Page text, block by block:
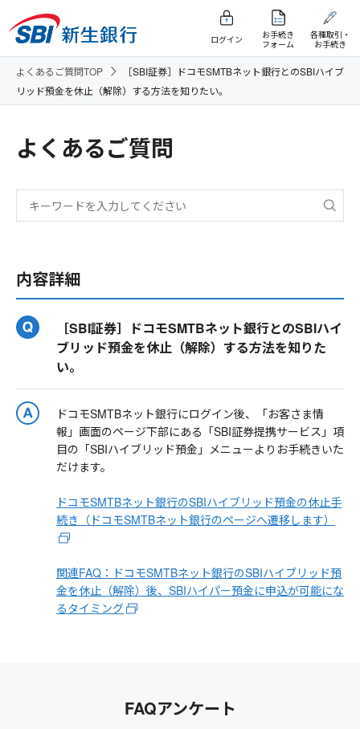
ログイン
お手続き
フォーム
各種取引・
お手続き
よくあるご質問TOP
［SBI証券］ドコモSMTBネット銀行とのSBIハイブ
リッド預金を休止（解除）する方法を知りたい。
よくあるご質問
内容詳細
［SBI証券］ドコモSMTBネット銀行とのSBIハイ
ブリッド預金を休止（解除）する方法を知りた
い。
ドコモSMTBネット銀行にログイン後、「お客さま情
報」画面のページ下部にある「SBI証券提携サービス」項
目の「SBIハイブリッド預金」メニューよりお手続きいた
だけます。
ドコモSMTBネット銀行のSBIハイブリッド預金の休止手
続き（ドコモSMTBネット銀行のページへ遷移します）
関連FAQ：ドコモSMTBネット銀行のSBIハイブリッド預
金を休止（解除）後、SBIハイパー預金に申込が可能にな
るタイミング
FAQアンケート